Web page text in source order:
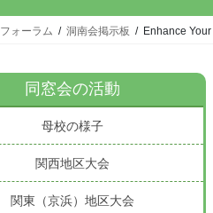
フォーラム 洞南会掲示板 Enhance
同窓会の活動
母校の様子
関西地区大会
関東（京浜）地区大会